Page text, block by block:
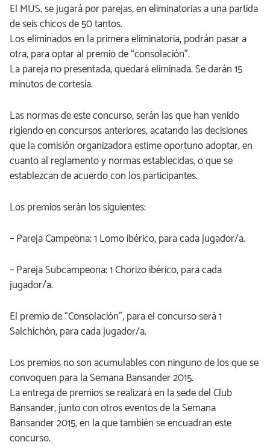
El MUS, se jugará por parejas, en eliminatorias a una partida
de seis chicos de 50 tantos.
Los eliminados en la primera eliminatoria, podrán pasar a
otra, para optar al premio de “consolación”.
La pareja no presentada, quedará eliminada. Se darán 15
minutos de cortesía.
Las normas de este concurso, serán las que han venido
rigiendo en concursos anteriores, acatando las decisiones
que la comisión organizadora estime oportuno adoptar, en
cuanto al reglamento y normas establecidas, o que se
establezcan de acuerdo con los participantes.
Los premios serán los siguientes:
– Pareja Campeona: 1 Lomo ibérico, para cada jugador/a.
– Pareja Subcampeona: 1 Chorizo ibérico, para cada
jugador/a.
El premio de “Consolación”, para el concurso será 1
Salchichón, para cada jugador/a.
Los premios no son acumulables con ninguno de los que se
convoquen para la Semana Bansander 2015.
La entrega de premios se realizará en la sede del Club
Bansander, junto con otros eventos de la Semana
Bansander 2015, en la que también se encuadran este
concurso.